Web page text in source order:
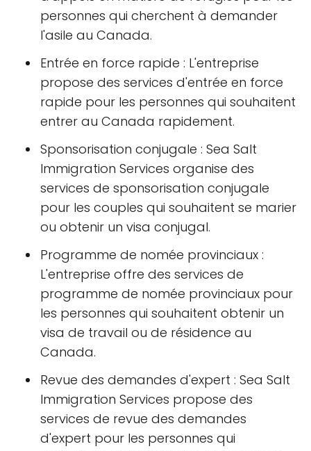
personnes qui cherchent à demander
l'asile au Canada.
Entrée en force rapide : L'entreprise
propose des services d'entrée en force
rapide pour les personnes qui souhaitent
entrer au Canada rapidement.
Sponsorisation conjugale : Sea Salt
Immigration Services organise des
services de sponsorisation conjugale
pour les couples qui souhaitent se marier
ou obtenir un visa conjugal.
Programme de nomée provinciaux :
L'entreprise offre des services de
programme de nomée provinciaux pour
les personnes qui souhaitent obtenir un
visa de travail ou de résidence au
Canada.
Revue des demandes d'expert : Sea Salt
Immigration Services propose des
services de revue des demandes
d'expert pour les personnes qui